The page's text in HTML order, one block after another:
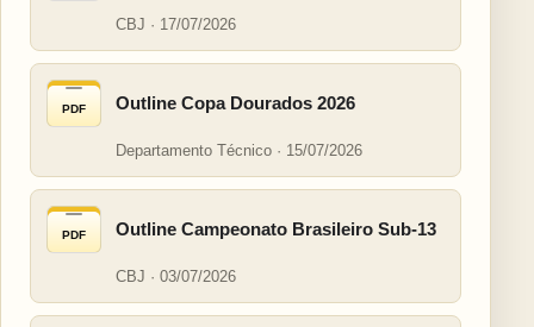
CBJ · 17/07/2026
PDF Outline Copa Dourados 2026
Departamento Técnico · 15/07/2026
PDF Outline Campeonato Brasileiro Sub-13
CBJ · 03/07/2026